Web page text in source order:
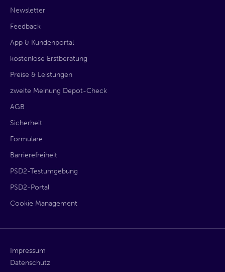
Newsletter
Feedback
App & Kundenportal
kostenlose Erstberatung
Preise & Leistungen
zweite Meinung Depot-Check
AGB
Sicherheit
Formulare
Barrierefreiheit
PSD2-Testumgebung
PSD2-Portal
Cookie Management
Impressum
Datenschutz